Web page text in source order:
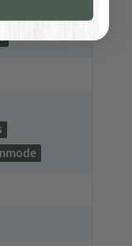
Tanne)